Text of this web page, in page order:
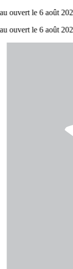
le 6 août 2026.
le 6 août 2026.